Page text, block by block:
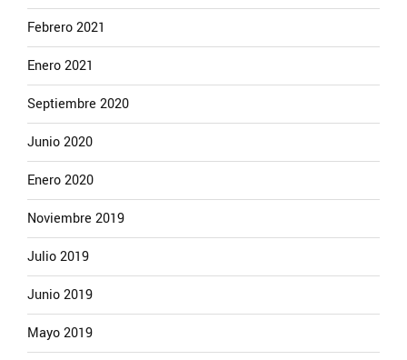
Febrero 2021
Enero 2021
Septiembre 2020
Junio 2020
Enero 2020
Noviembre 2019
Julio 2019
Junio 2019
Mayo 2019